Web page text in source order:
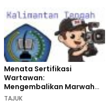
Menata Sertifikasi
Wartawan:
Mengembalikan Marwah
Pers dan Keadilan
TAJUK